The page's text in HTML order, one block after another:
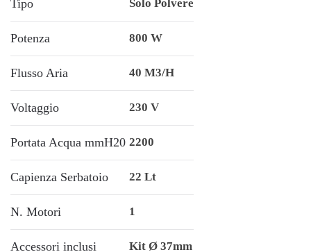
Tipo Solo Polvere
Potenza 800 W
Flusso Aria 40 M3/h
Voltaggio 230 V
Portata Acqua mmH20 2200
Capienza Serbatoio 22 Lt
N. Motori 1
Accessori inclusi Kit Ø 37mm